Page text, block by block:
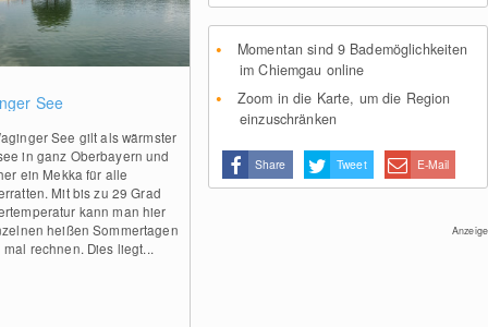
See
See gilt als wärmster
in ganz Oberbayern und
ein Mekka für alle
Mit bis zu 29 Grad
kann man hier
heißen Sommertagen
mal rechnen. Dies liegt...
Momentan sind 9 Bademöglichkeiten
im Chiemgau online
Zoom in die Karte, um die Region
einzuschränken
Share Tweet E-Mail
Anzeige